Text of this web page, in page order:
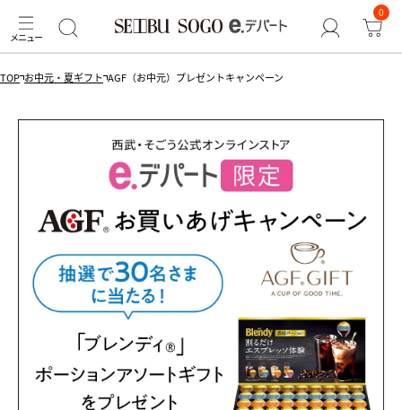
0
TOP お中元・夏ギフト AGF（お中元）プレゼントキャンペーン